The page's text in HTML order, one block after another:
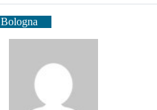
Bologna